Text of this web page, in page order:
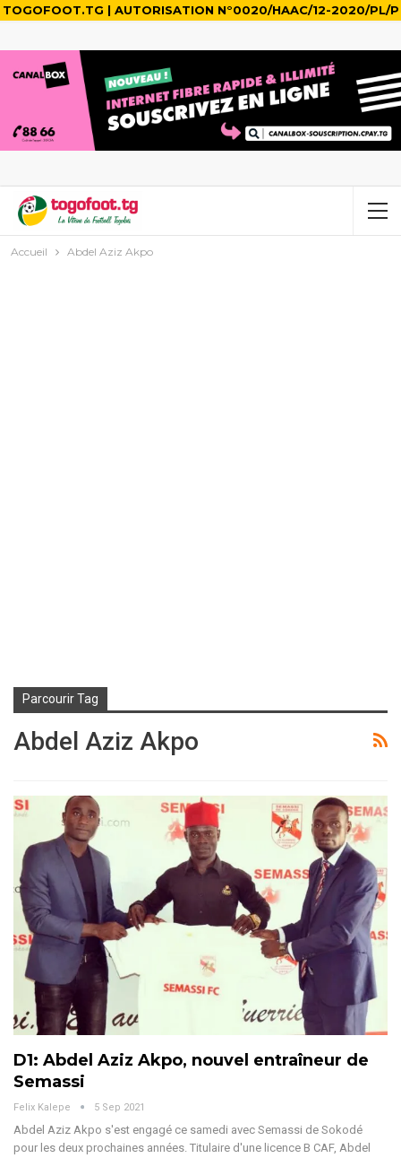
TOGOFOOT.TG | AUTORISATION N°0020/HAAC/12-2020/PL/P
Accueil Abdel Aziz Akpo
Parcourir Tag
Abdel Aziz Akpo
D1: Abdel Aziz Akpo, nouvel entraîneur de
Semassi
Felix Kalepe 5 Sep 2021
Abdel Aziz Akpo s'est engagé ce samedi avec Semassi de Sokodé
pour les deux prochaines années. Titulaire d'une licence B CAF, Abdel